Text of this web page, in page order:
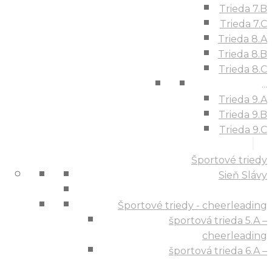
Trieda 7.B
Trieda 7.C
Trieda 8.A
Trieda 8.B
Trieda 8.C
...
Trieda 9.A
Trieda 9.B
Trieda 9.C
Športové triedy
Sieň Slávy
Športové triedy - cheerleading
športová trieda 5.A –
cheerleading
športová trieda 6.A –